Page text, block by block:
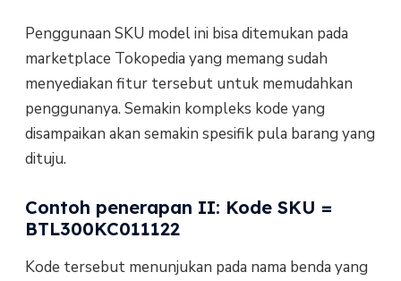
Penggunaan SKU model ini bisa ditemukan pada
marketplace Tokopedia yang memang sudah
menyediakan fitur tersebut untuk memudahkan
penggunanya. Semakin kompleks kode yang
disampaikan akan semakin spesifik pula barang yang
dituju.
Contoh penerapan II: Kode SKU =
BTL300KC011122
Kode tersebut menunjukan pada nama benda yang